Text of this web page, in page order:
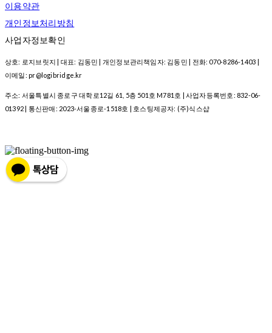
이용약관
개인정보처리방침
사업자정보확인
상호: 로지브릿지 | 대표: 김동민 | 개인정보관리책임자: 김동민 | 전화: 070-8286-1403 |
이메일: pr@logibridge.kr
주소: 서울특별시 종로구 대학로12길 61, 5층 501호 M781호 | 사업자등록번호: 832-06-
01392 | 통신판매: 2023-서울종로-1518호 | 호스팅제공자: (주)식스샵